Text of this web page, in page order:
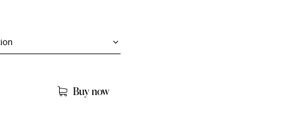
Buy now